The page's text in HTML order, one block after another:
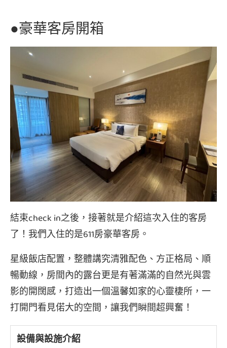
●豪華客房開箱
結束check in之後，接著就是介紹這次入住的客房
了！我們入住的是611房豪華客房。
星級飯店配置，整體講究清雅配色、方正格局、順
暢動線，房間內的露台更是有著滿滿的自然光與雲
影的開闊感，打造出一個溫馨如家的心靈棲所，一
打開門看見偌大的空間，讓我們瞬間超興奮！
設備與設施介紹